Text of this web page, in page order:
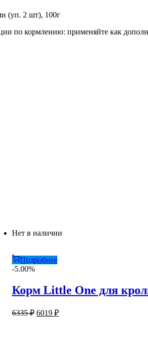
(уп. 2 шт), 100г
по кормлению: применяйте как
Нет в наличии
Подробнее
-5.00%
Корм Little One для
6335₽ Первоначальная
6019 ₽Текущая